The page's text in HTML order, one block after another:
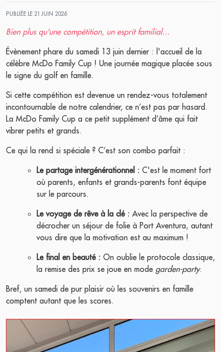
PUBLIÉE LE 21 JUIN 2026
Bien plus qu'une compétition, un esprit familial...
Évènement phare du samedi 13 juin dernier : l'accueil de la
célèbre McDo Family Cup ! Une journée magique placée sous
le signe du golf en famille.
Si cette compétition est devenue un rendez-vous totalement
incontournable de notre calendrier, ce n’est pas par hasard.
La McDo Family Cup a ce petit supplément d’âme qui fait
vibrer petits et grands.
Ce qui la rend si spéciale ? C’est son combo parfait :
Le partage intergénérationnel : C'est le moment fort
où parents, enfants et grands-parents font équipe
sur le parcours.
Le voyage de rêve à la clé : Avec la perspective de
décrocher un séjour de folie à Port Aventura, autant
vous dire que la motivation est au maximum !
Le final en beauté : On oublie le protocole classique,
la remise des prix se joue en mode garden-party.
Bref, un samedi de pur plaisir où les souvenirs en famille
comptent autant que les scores.